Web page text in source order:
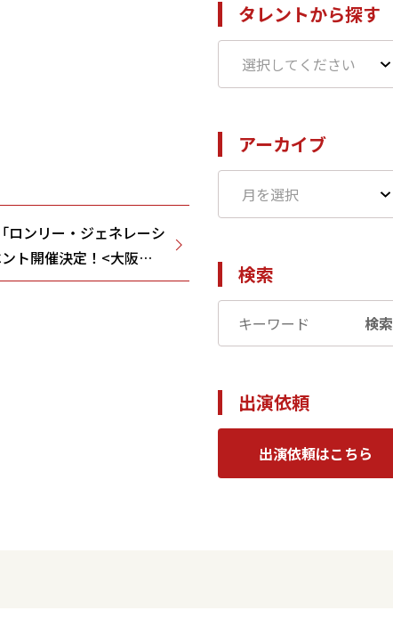
ロンリー・ジェネレーシ
ト開催決定！<大阪府/
タレントから探す
アーカイブ
検索
検索
出演依頼
出演依頼はこちら